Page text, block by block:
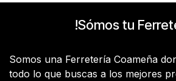
!Sómos tu
Somos una Ferretería Coameña
todo lo que buscas a los mejores